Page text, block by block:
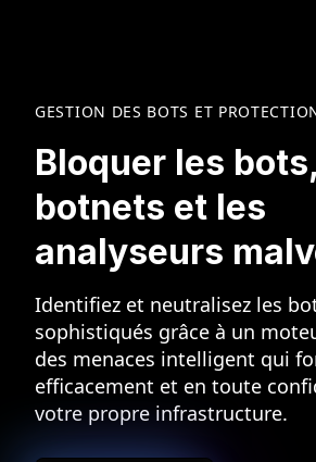
GESTION DES BOTS ET
Bloquer les
botnets et les
analyseurs
Identifiez et neutralisez les
sophistiqués grâce à un
des menaces intelligent qui
efficacement et en toute
votre propre infrastructure.